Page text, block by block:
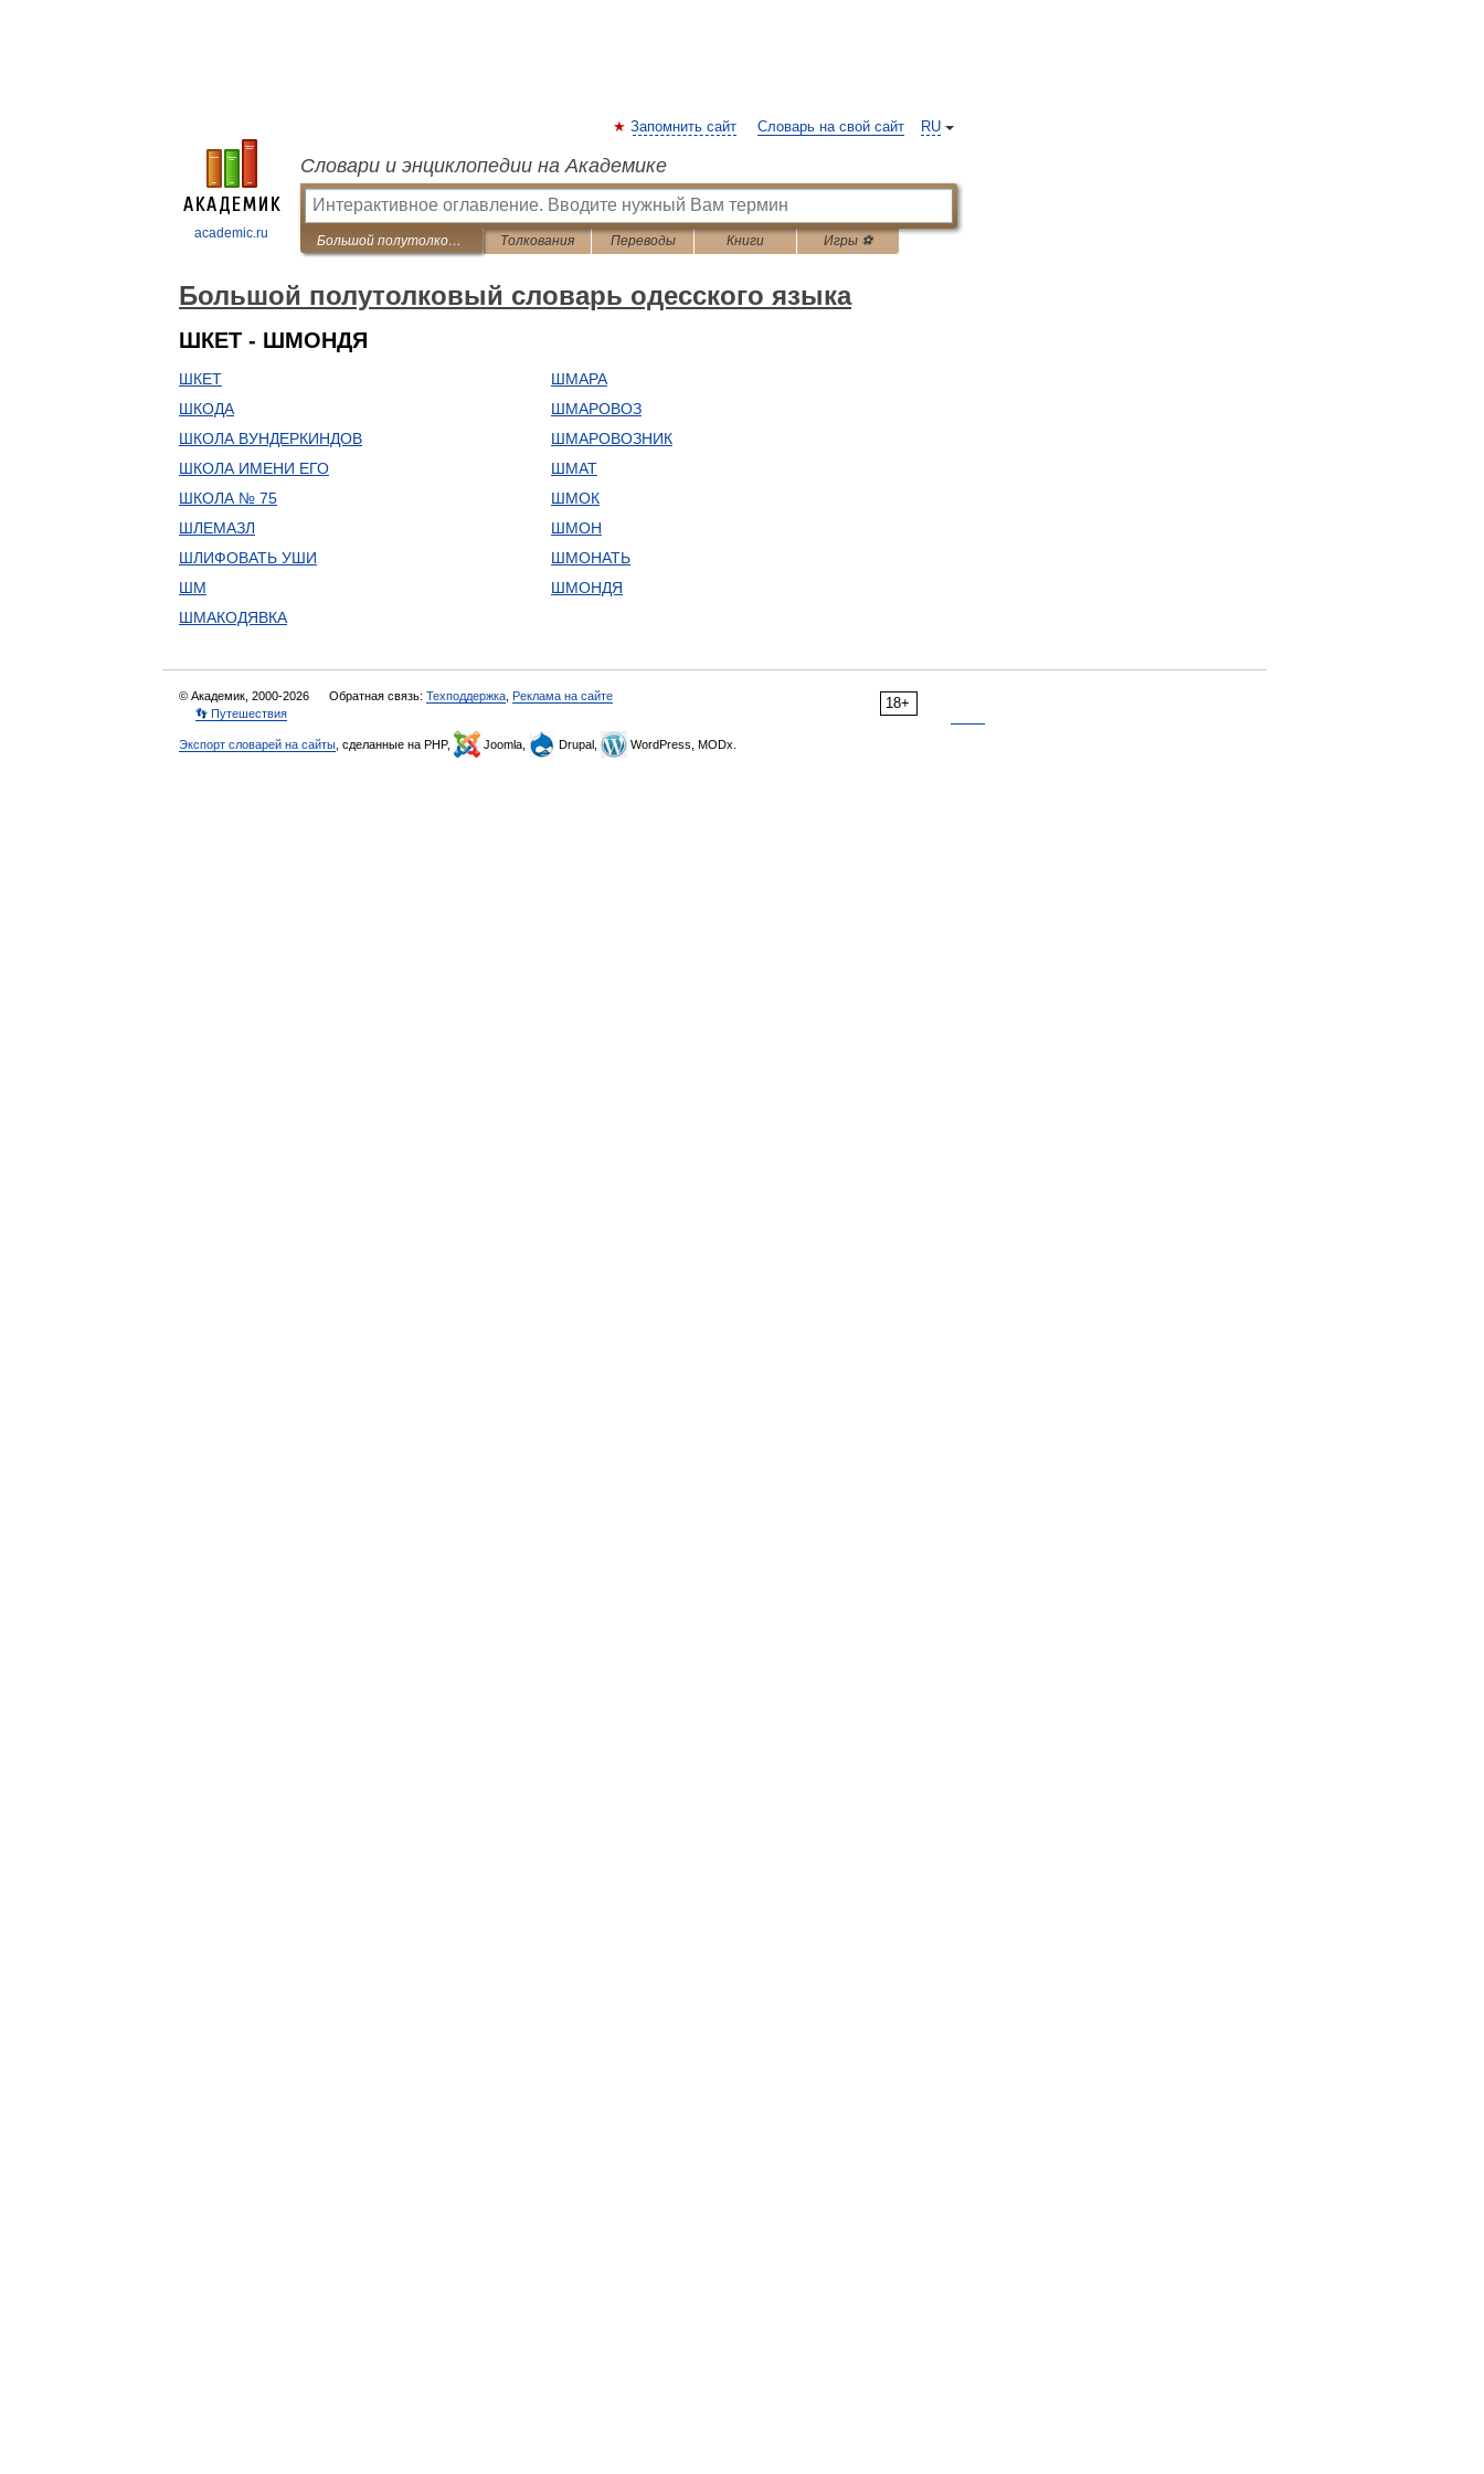
academic.ru
RU
Запомнить сайт Словарь на свой сайт
Словари и энциклопедии на Академике
Большой полутолковый словарь одесского языка Толкования Переводы Книги Игры ⚽
Большой полутолковый словарь одесского языка
ШКЕТ - ШМОНДЯ
ШКЕТ
ШКОДА
ШКОЛА ВУНДЕРКИНДОВ
ШКОЛА ИМЕНИ ЕГО
ШКОЛА № 75
ШЛЕМАЗЛ
ШЛИФОВАТЬ УШИ
ШМ
ШМАКОДЯВКА
ШМАРА
ШМАРОВОЗ
ШМАРОВОЗНИК
ШМАТ
ШМОК
ШМОН
ШМОНАТЬ
ШМОНДЯ
18+
© Академик, 2000-2026 Обратная связь: Техподдержка Реклама на сайте
👣 Путешествия
Экспорт словарей на сайты , сделанные на PHP, Joomla, Drupal, WordPress, MODx.